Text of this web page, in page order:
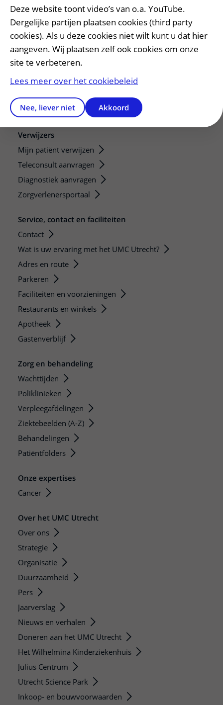
Onze opleidingen
De Nieuwe Utrechtse School
Stage en opleidingsplaatsen
Research
Strategic programs
Research groups
Researchers
Research technologies
Verwijzers
Mijn patiënt verwijzen
Teleconsult aanvragen
Diagnostiek aanvragen
Zorgverlenersportaal
Service, contact en faciliteiten
Contact
Wat is uw ervaring met het UMC Utrecht?
Adres en route
Parkeren
Faciliteiten en voorzieningen
Restaurants en winkels
Apotheek
Gastenverblijf
Zorg en behandeling
Wachttijden
Poliklinieken
Verpleegafdelingen
Ziektebeelden (A-Z)
Behandelingen
Patiëntfolders
Onze expertises
Cancer
Over het UMC Utrecht
Over ons
Strategie
Organisatie
Duurzaamheid
Pers
Jaarverslag
Nieuws en verhalen
Doneren aan het UMC Utrecht
Het Wilhelmina Kinderziekenhuis
Julius Centrum
Utrecht Science Park
Inkoop- en bouwvoorwaarden
Deze website toont video’s van o.a. YouTube.
Dergelijke partijen plaatsen cookies (third party
cookies). Als u deze cookies niet wilt kunt u dat hier
aangeven. Wij plaatsen zelf ook cookies om onze
site te verbeteren.
Lees meer over het cookiebeleid
Nee, liever niet Akkoord